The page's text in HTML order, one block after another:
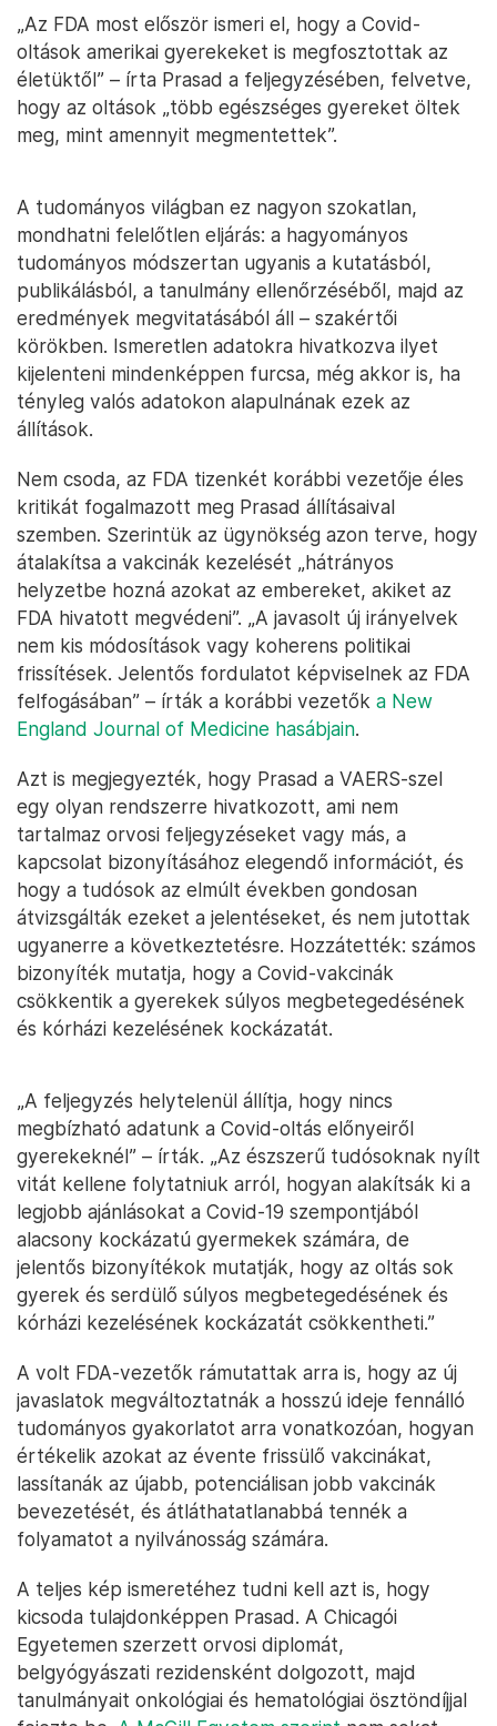
„Az FDA most először ismeri el, hogy a Covid-
oltások amerikai gyerekeket is megfosztottak az
életüktől” – írta Prasad a feljegyzésében, felvetve,
hogy az oltások „több egészséges gyereket öltek
meg, mint amennyit megmentettek”.
A tudományos világban ez nagyon szokatlan,
mondhatni felelőtlen eljárás: a hagyományos
tudományos módszertan ugyanis a kutatásból,
publikálásból, a tanulmány ellenőrzéséből, majd az
eredmények megvitatásából áll – szakértői
körökben. Ismeretlen adatokra hivatkozva ilyet
kijelenteni mindenképpen furcsa, még akkor is, ha
tényleg valós adatokon alapulnának ezek az
állítások.
Nem csoda, az FDA tizenkét korábbi vezetője éles
kritikát fogalmazott meg Prasad állításaival
szemben. Szerintük az ügynökség azon terve, hogy
átalakítsa a vakcinák kezelését „hátrányos
helyzetbe hozná azokat az embereket, akiket az
FDA hivatott megvédeni”. „A javasolt új irányelvek
nem kis módosítások vagy koherens politikai
frissítések. Jelentős fordulatot képviselnek az FDA
felfogásában” – írták a korábbi vezetők a New
England Journal of Medicine hasábjain.
Azt is megjegyezték, hogy Prasad a VAERS-szel
egy olyan rendszerre hivatkozott, ami nem
tartalmaz orvosi feljegyzéseket vagy más, a
kapcsolat bizonyításához elegendő információt, és
hogy a tudósok az elmúlt években gondosan
átvizsgálták ezeket a jelentéseket, és nem jutottak
ugyanerre a következtetésre. Hozzátették: számos
bizonyíték mutatja, hogy a Covid-vakcinák
csökkentik a gyerekek súlyos megbetegedésének
és kórházi kezelésének kockázatát.
„A feljegyzés helytelenül állítja, hogy nincs
megbízható adatunk a Covid-oltás előnyeiről
gyerekeknél” – írták. „Az észszerű tudósoknak nyílt
vitát kellene folytatniuk arról, hogyan alakítsák ki a
legjobb ajánlásokat a Covid-19 szempontjából
alacsony kockázatú gyermekek számára, de
jelentős bizonyítékok mutatják, hogy az oltás sok
gyerek és serdülő súlyos megbetegedésének és
kórházi kezelésének kockázatát csökkentheti.”
A volt FDA-vezetők rámutattak arra is, hogy az új
javaslatok megváltoztatnák a hosszú ideje fennálló
tudományos gyakorlatot arra vonatkozóan, hogyan
értékelik azokat az évente frissülő vakcinákat,
lassítanák az újabb, potenciálisan jobb vakcinák
bevezetését, és átláthatatlanabbá tennék a
folyamatot a nyilvánosság számára.
A teljes kép ismeretéhez tudni kell azt is, hogy
kicsoda tulajdonképpen Prasad. A Chicagói
Egyetemen szerzett orvosi diplomát,
belgyógyászati rezidensként dolgozott, majd
tanulmányait onkológiai és hematológiai ösztöndíjjal